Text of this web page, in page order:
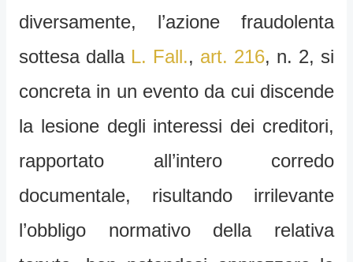
diversamente, l’azione fraudolenta
sottesa dalla L. Fall., art. 216, n. 2, si
concreta in un evento da cui discende
la lesione degli interessi dei creditori,
rapportato all’intero corredo
documentale, risultando irrilevante
l’obbligo normativo della relativa